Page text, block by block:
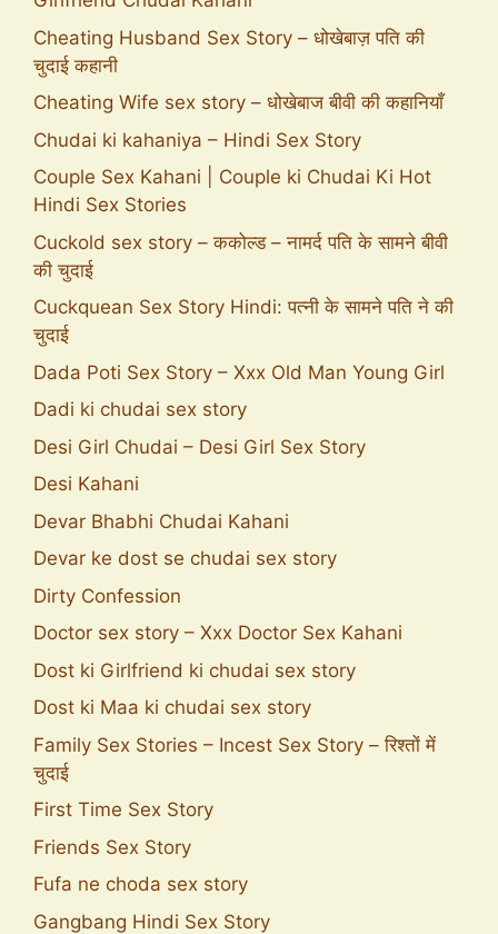
Cheating Husband Sex Story – धोखेबाज़ पति की
चुदाई कहानी
Cheating Wife sex story – धोखेबाज बीवी की कहानियाँ
Chudai ki kahaniya – Hindi Sex Story
Couple Sex Kahani | Couple ki Chudai Ki Hot
Hindi Sex Stories
Cuckold sex story – ककोल्ड – नामर्द पति के सामने बीवी
की चुदाई
Cuckquean Sex Story Hindi: पत्नी के सामने पति ने की
चुदाई
Dada Poti Sex Story – Xxx Old Man Young Girl
Dadi ki chudai sex story
Desi Girl Chudai – Desi Girl Sex Story
Desi Kahani
Devar Bhabhi Chudai Kahani
Devar ke dost se chudai sex story
Dirty Confession
Doctor sex story – Xxx Doctor Sex Kahani
Dost ki Girlfriend ki chudai sex story
Dost ki Maa ki chudai sex story
Family Sex Stories – Incest Sex Story – रिश्तों में
चुदाई
First Time Sex Story
Friends Sex Story
Fufa ne choda sex story
Gangbang Hindi Sex Story